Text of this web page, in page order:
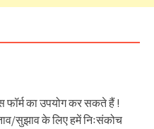
फॉर्म का उपयोग कर सकते हैं !
सुझाव के लिए हमें निःसंकोच